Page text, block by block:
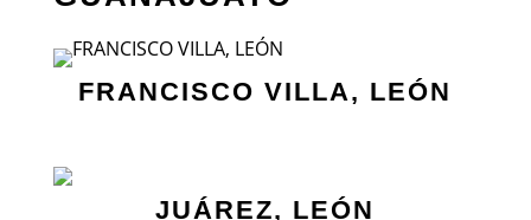
FRANCISCO VILLA, LEÓN
JUÁREZ, LEÓN